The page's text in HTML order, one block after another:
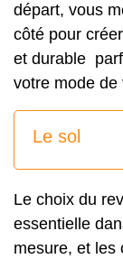
départ, vous
côté pour
et durable
votre mode de
Le sol
Le choix du
essentielle
mesure, et les